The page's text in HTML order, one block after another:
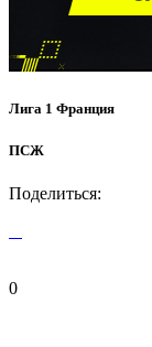
Лига 1 Франция
ПСЖ
Поделиться:
0